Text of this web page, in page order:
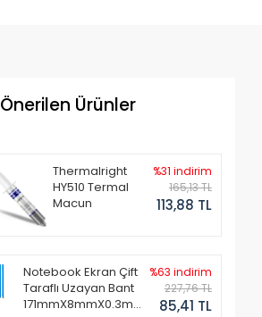
Önerilen Ürünler
Thermalright
HY510 Termal
Macun
%31 indirim
165,13 TL
113,88 TL
Notebook Ekran Çift
Taraflı Uzayan Bant
171mmX8mmX0.3mm
%63 indirim
227,76 TL
85,41 TL